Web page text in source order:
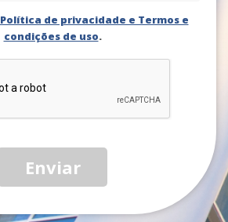
Política de privacidade e Termos e
condições de uso.
Enviar